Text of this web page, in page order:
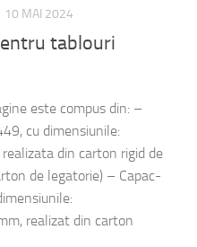
10 MAI 2024
tablouri
este compus din: –
cu dimensiunile:
din carton rigid de
de legatorie) – Capac-
realizat din carton